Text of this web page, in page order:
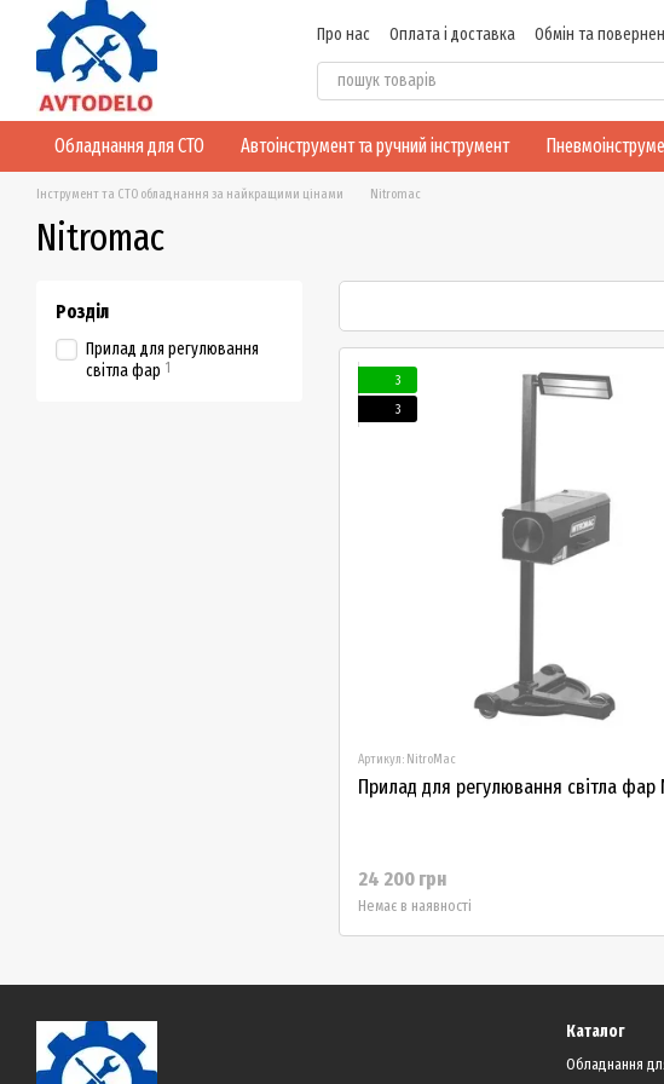
Перейти до основного контенту
Про нас Оплата і доставка Обмін та
Відгуки про магазин
Обладнання для СТО Автоінструмент та ручний інструмент
Інструмент та СТО обладнання за найкращими цінами Nitromac
Nitromac
3
3
Артикул: NitroMac
Прилад для регулювання світла фар
24 200 грн
Немає в наявності
Розділ
Прилад для регулювання
світла фар 1
Каталог
Обладнання